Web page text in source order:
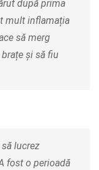
după prima
mult inflamația
să merg
și să fiu
lucrez
fost o perioadă